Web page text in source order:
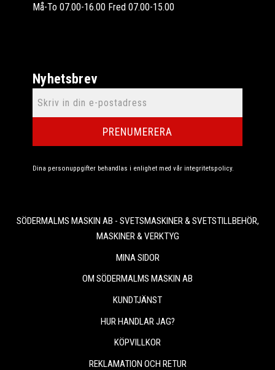
Må-To 07.00-16.00 Fred 07.00-15.00
Nyhetsbrev
PRENUMERERA
Dina personuppgifter behandlas i enlighet med vår integritetspolicy.
SÖDERMALMS MASKIN AB - SVETSMASKINER & SVETSTILLBEHÖR,
MASKINER & VERKTYG
MINA SIDOR
OM SÖDERMALMS MASKIN AB
KUNDTJÄNST
HUR HANDLAR JAG?
KÖPVILLKOR
REKLAMATION OCH RETUR